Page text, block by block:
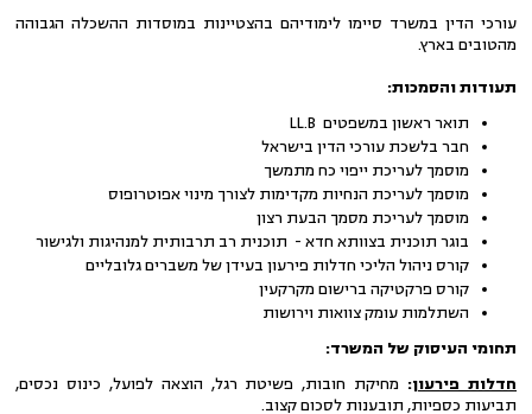
עורכי הדין במשרד סיימו לימודיהם בהצטיינות במוסדות ההשכלה הגבוהה
מהטובים בארץ.
תעודות והסמכות:
תואר ראשון במשפטים LL.B
חבר בלשכת עורכי הדין בישראל
מוסמך לעריכת ייפוי כח מתמשך
מוסמך לעריכת הנחיות מקדימות לצורך מינוי אפוטרופוס
מוסמך לעריכת מסמך הבעת רצון
בוגר תוכנית בצוותא חדא - תוכנית רב תרבותית למנהיגות ולגישור
קורס ניהול הליכי חדלות פירעון בעידן של משברים גלובליים
קורס פרקטיקה ברישום מקרקעין
השתלמות עומק צוואות וירושות
תחומי העיסוק של המשרד:
חדלות פירעון: מחיקת חובות, פשיטת רגל, הוצאה לפועל, כינוס נכסים,
תביעות כספיות, תובענות לסכום קצוב.